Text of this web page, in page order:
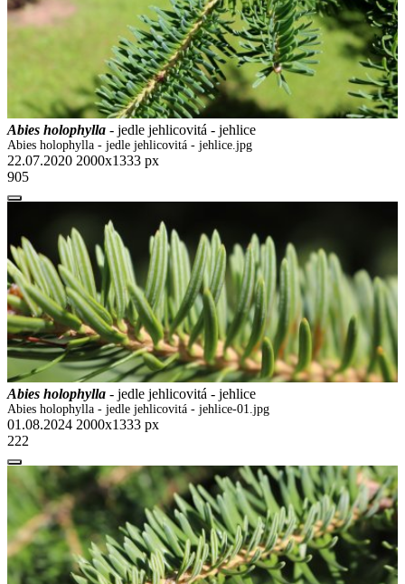
Abies holophylla - jedle jehlicovitá - jehlice
Abies holophylla - jedle jehlicovitá - jehlice.jpg
22.07.2020 2000x1333 px
905
Abies holophylla - jedle jehlicovitá - jehlice
Abies holophylla - jedle jehlicovitá - jehlice-01.jpg
01.08.2024 2000x1333 px
222